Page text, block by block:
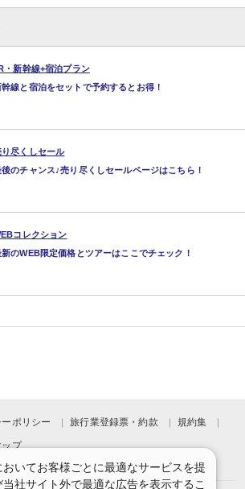
・新幹線+宿泊プラン
幹線と宿泊をセットで予約するとお得！
り尽くしセール
後のチャンス♪売り尽くしセールページはこちら！
コレクション
新のWEB限定価格とツアーはここでチェック！
ポリシー 旅行業登録票・約款 規約集
ップ
いてお客様ごとに最適なサービスを提
社サイト外で最適な広告を表示するこ